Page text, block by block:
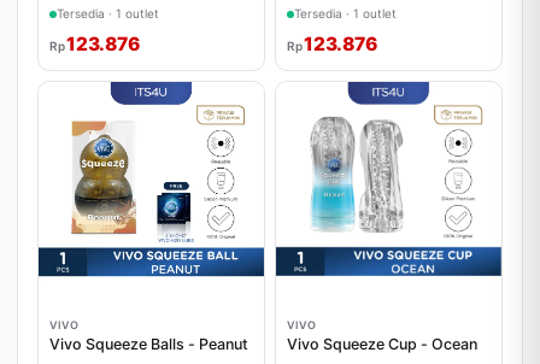
Tersedia · 1 outlet
Rp123.876
Tersedia · 1 outlet
Rp123.876
VIVO
Vivo Squeeze Balls - Peanut
VIVO
Vivo Squeeze Cup - Ocean